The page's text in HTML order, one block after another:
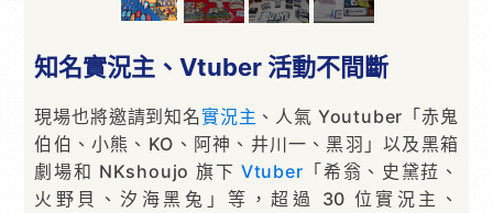
知名實況主、Vtuber 活動不間斷
現場也將邀請到知名實況主 、人氣 Youtuber「赤鬼
伯伯、小熊、KO、阿神、井川一、黑羽」以及黑箱
劇場和 NKshoujo 旗下 Vtuber 「希翁、史黛菈、
火野貝、汐海黑兔」等，超過 30 位實況主、